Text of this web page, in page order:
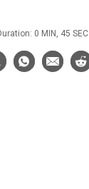
0 MIN, 45 SEC